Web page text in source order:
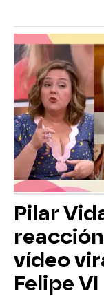
Pilar
vídeo
Felipe VI